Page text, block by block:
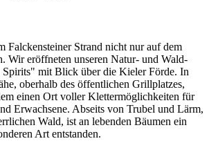
Falckensteiner Strand nicht nur auf dem
Wir eröffneten unseren Natur- und Wald-
mit Blick über die Kieler Förde. In
oberhalb des öffentlichen Grillplatzes,
einen Ort voller Klettermöglichkeiten für
Erwachsene. Abseits von Trubel und Lärm,
Wald, ist an lebenden Bäumen ein
Art entstanden.